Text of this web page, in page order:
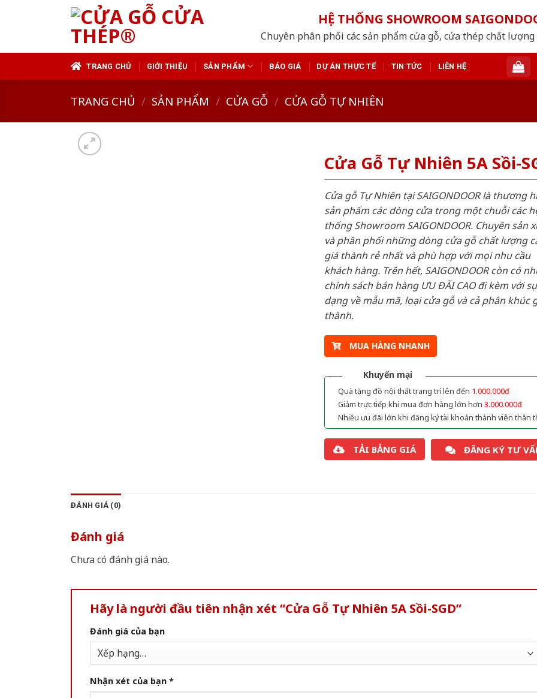
HỆ THỐNG SHOWROOM
Chuyên phân phối các sản phẩm cửa gỗ, cửa thép chất
TRANG CHỦ GIỚI THIỆU SẢN PHẨM BÁO GIÁ DỰ ÁN THỰC TẾ TIN TỨC LIÊN HỆ
TRANG CHỦ / SẢN PHẨM / CỬA GỖ / CỬA GỖ TỰ NHIÊN
Cửa Gỗ Tự Nhiên 5A Sồi-
Cửa gỗ Tự Nhiên tại SAIGONDOOR là thương
sản phẩm các dòng cửa trong một chuỗi các
thống Showroom SAIGONDOOR. Chuyên sản
và phân phối những dòng cửa gỗ chất lượng
giá thành rẻ nhất và phù hợp với mọi nhu cầu
khách hàng. Trên hết, SAIGONDOOR còn có
chính sách bán hàng ƯU ĐÃI CAO đi kèm với
dạng về mẫu mã, loại cửa gỗ và cả phân khúc
thành.
MUA HÀNG NHANH
Khuyến mại
Quà tặng đồ nội thất trang trí lên đến 1.000.000đ
Giảm trực tiếp khi mua đơn hàng lớn hơn 3.000.000đ
Nhiều ưu đãi lớn khi đăng ký tài khoản thành viên thân
TẢI BẢNG GIÁ ĐĂNG KÝ TƯ
ĐÁNH GIÁ (0)
Đánh giá
Chưa có đánh giá nào.
Hãy là người đầu tiên nhận xét “Cửa Gỗ Tự Nhiên 5A Sồi-SGD”
Đánh giá của bạn
Nhận xét của bạn *